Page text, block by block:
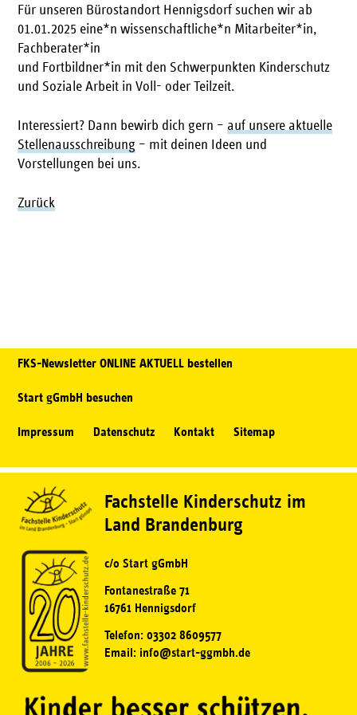
Für unseren Bürostandort Hennigsdorf suchen wir ab
01.01.2025 eine*n wissenschaftliche*n Mitarbeiter*in,
Fachberater*in
und Fortbildner*in mit den Schwerpunkten Kinderschutz
und Soziale Arbeit in Voll- oder Teilzeit.
Interessiert? Dann bewirb dich gern – auf unsere aktuelle
Stellenausschreibung – mit deinen Ideen und
Vorstellungen bei uns.
Zurück
FKS-Newsletter ONLINE AKTUELL bestellen
Start gGmbH besuchen
Impressum Datenschutz Kontakt Sitemap
Fachstelle Kinderschutz im
Land Brandenburg
c/o Start gGmbH
Fontanestraße 71
16761 Hennigsdorf
Telefon: 03302 8609577
Email: info@start-ggmbh.de